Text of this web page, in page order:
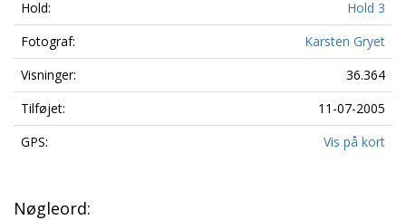
Hold:
Hold 3
Fotograf:
Karsten Gryet
Visninger:
36.364
Tilføjet:
11-07-2005
GPS:
Vis på kort
Nøgleord: